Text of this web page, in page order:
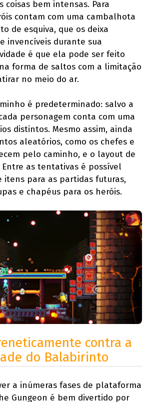
coisas bem intensas. Para
contam com uma cambalhota
de esquiva, que os deixa
invencíveis durante sua
é que ela pode ser feito
forma de saltos com a limitação
no meio do ar.
é predeterminado: salvo a
personagem conta com uma
distintos. Mesmo assim, ainda
aleatórios, como os chefes e
pelo caminho, e o layout de
Entre as tentativas é possível
itens para as partidas futuras,
e chapéus para os heróis.
contra a
do Balabirinto
a inúmeras fases de plataforma
Gungeon é bem divertido por